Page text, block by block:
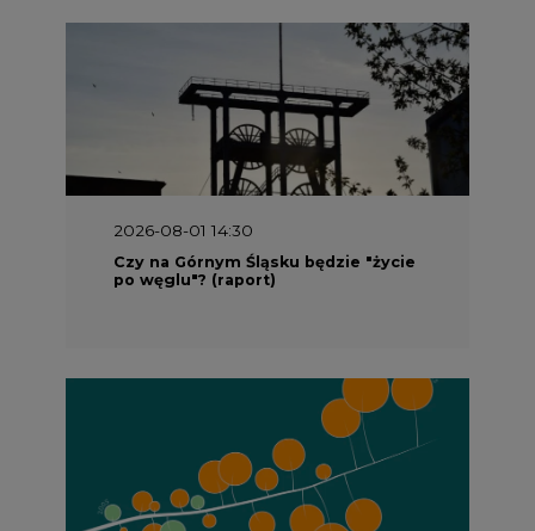
2026-08-01 14:30
Czy na Górnym Śląsku będzie "życie
po węglu"? (raport)